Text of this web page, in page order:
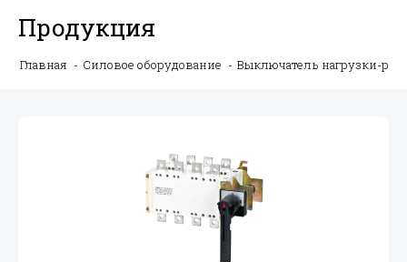
Продукция
Главная Силовое оборудование Выключатель нагрузки-